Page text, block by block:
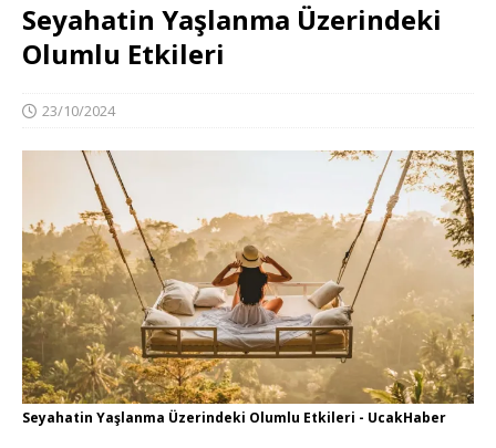
Seyahatin Yaşlanma Üzerindeki
Olumlu Etkileri
23/10/2024
Seyahatin Yaşlanma Üzerindeki Olumlu Etkileri - UcakHaber